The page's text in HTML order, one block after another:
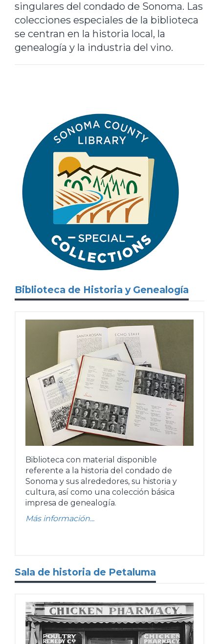
singulares del condado de Sonoma. Las
colecciones especiales de la biblioteca
se centran en la historia local, la
genealogía y la industria del vino.
Biblioteca de Historia y Genealogía
Biblioteca con material disponible
referente a la historia del condado de
Sonoma y sus alrededores, su historia y
cultura, así como una colección básica
impresa de genealogía.
Más información...
Sala de historia de Petaluma